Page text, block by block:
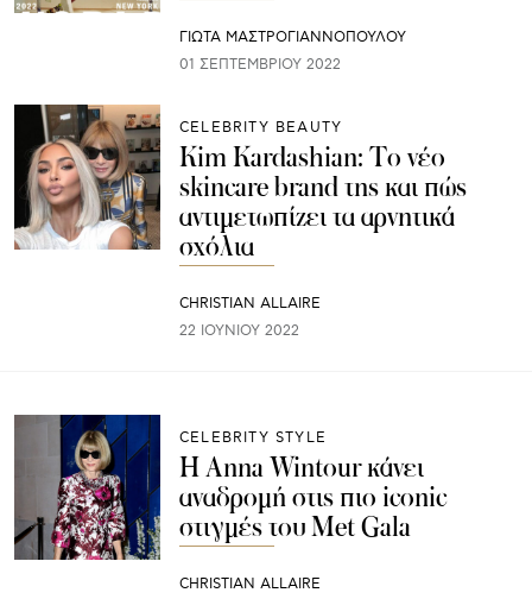
ΓΙΩΤΑ ΜΑΣΤΡΟΓΙΑΝΝΟΠΟΥΛΟΥ
01 ΣΕΠΤΕΜΒΡΊΟΥ 2022
CELEBRITY BEAUTY
Kim Kardashian: Το νέο
skincare brand της και πώς
αντιμετωπίζει τα αρνητικά
σχόλια
CHRISTIAN ALLAIRE
22 ΙΟΥΝΊΟΥ 2022
CELEBRITY STYLE
Η Anna Wintour κάνει
αναδρομή στις πιο iconic
στιγμές του Met Gala
CHRISTIAN ALLAIRE